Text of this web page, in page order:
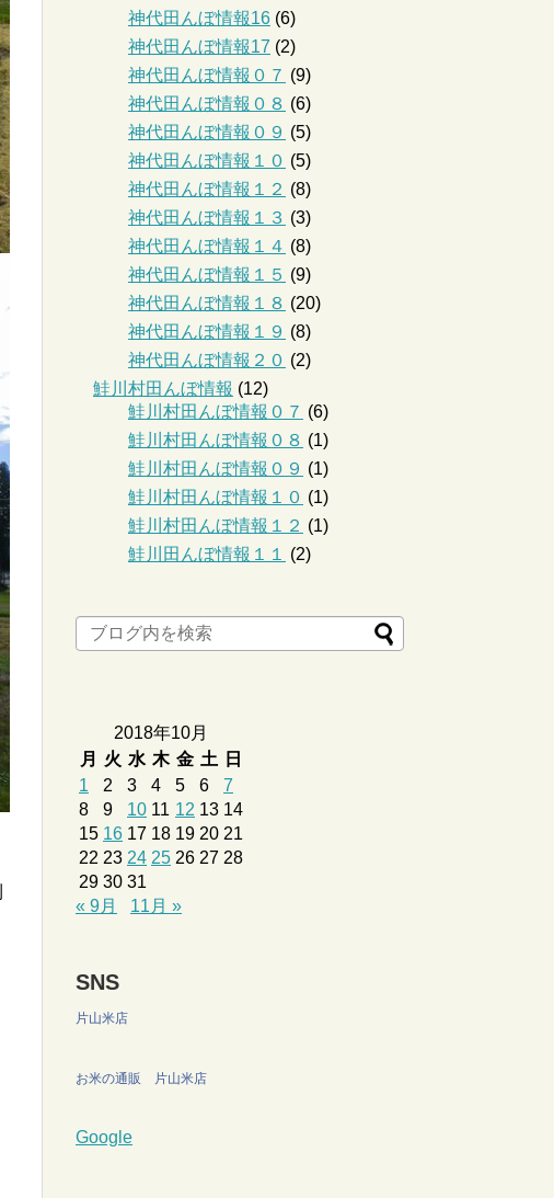
神代田んぼ情報16 (6)
神代田んぼ情報17 (2)
神代田んぼ情報０７ (9)
神代田んぼ情報０８ (6)
神代田んぼ情報０９ (5)
神代田んぼ情報１０ (5)
神代田んぼ情報１２ (8)
神代田んぼ情報１３ (3)
神代田んぼ情報１４ (8)
神代田んぼ情報１５ (9)
神代田んぼ情報１８ (20)
神代田んぼ情報１９ (8)
神代田んぼ情報２０ (2)
鮭川村田んぼ情報 (12)
鮭川村田んぼ情報０７ (6)
鮭川村田んぼ情報０８ (1)
鮭川村田んぼ情報０９ (1)
鮭川村田んぼ情報１０ (1)
鮭川村田んぼ情報１２ (1)
鮭川田んぼ情報１１
(2)
2018年10月
月
火 水 木 金 土
日
1
2 3 4 5 6
7
8
9 10 11 12 13 14
15 16 17 18 19 20 21
22 23 24 25 26 27 28
29 30 31
« 9月
11月 »
SNS
片山米店
お米の通販 片山米店
Google